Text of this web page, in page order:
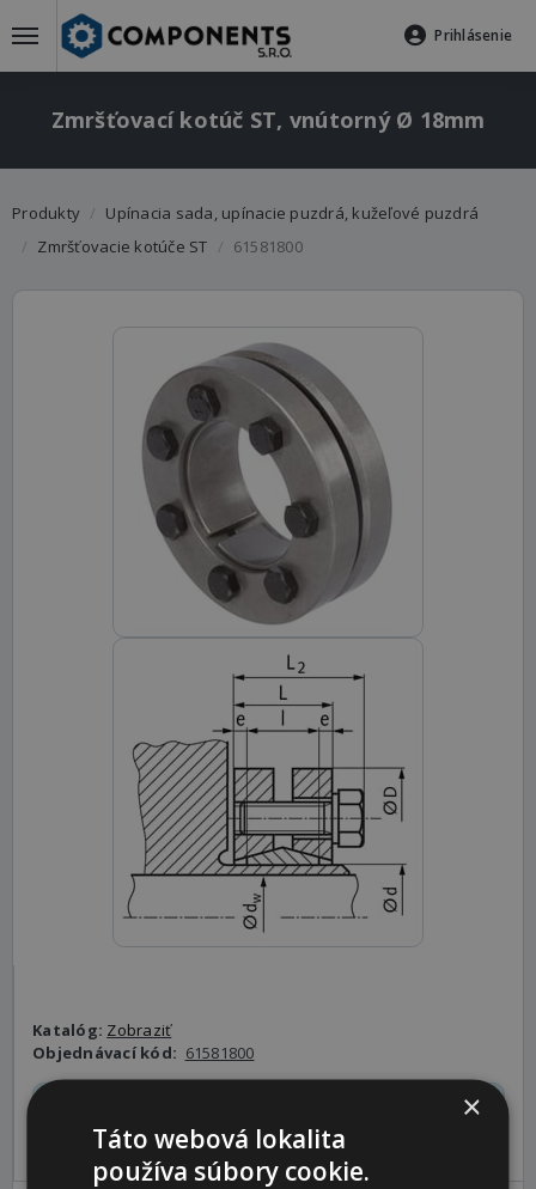
Prihlásenie
Zmršťovací kotúč ST, vnútorný Ø 18mm
Produkty
Upínacia sada, upínacie puzdrá, kužeľové puzdrá
Zmršťovacie kotúče ST
61581800
Katalóg: Zobraziť
Objednávací kód: 61581800
×
Táto webová lokalita
používa súbory cookie.